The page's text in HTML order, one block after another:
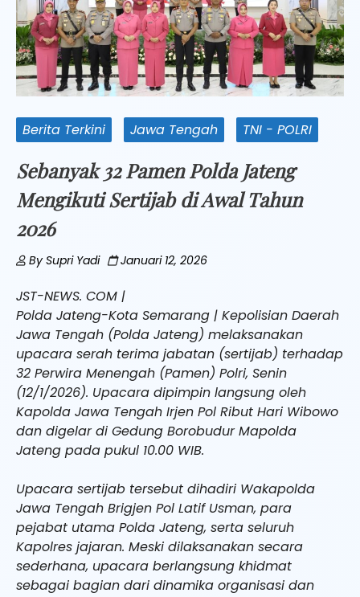
Berita Terkini Jawa Tengah TNI - POLRI
Sebanyak 32 Pamen Polda Jateng
Mengikuti Sertijab di Awal Tahun
2026
BySupri Yadi Januari 12, 2026
JST-NEWS. COM |
Polda Jateng-Kota Semarang | Kepolisian Daerah
Jawa Tengah (Polda Jateng) melaksanakan
upacara serah terima jabatan (sertijab) terhadap
32 Perwira Menengah (Pamen) Polri, Senin
(12/1/2026). Upacara dipimpin langsung oleh
Kapolda Jawa Tengah Irjen Pol Ribut Hari Wibowo
dan digelar di Gedung Borobudur Mapolda
Jateng pada pukul 10.00 WIB.
Upacara sertijab tersebut dihadiri Wakapolda
Jawa Tengah Brigjen Pol Latif Usman, para
pejabat utama Polda Jateng, serta seluruh
Kapolres jajaran. Meski dilaksanakan secara
sederhana, upacara berlangsung khidmat
sebagai bagian dari dinamika organisasi dan